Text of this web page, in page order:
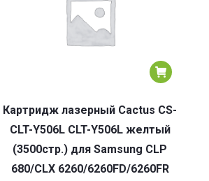
Картридж лазерный Cactus CS-
CLT-Y506L CLT-Y506L желтый
(3500стр.) для Samsung CLP
680/CLX 6260/6260FD/6260FR